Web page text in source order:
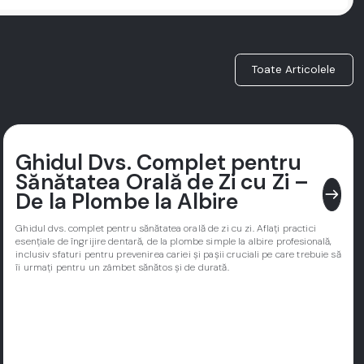
Toate Articolele
Ghidul Dvs. Complet pentru
Sănătatea Orală de Zi cu Zi –
De la Plombe la Albire east
Ghidul dvs. complet pentru sănătatea orală de zi cu zi. Aflați practici
esențiale de îngrijire dentară, de la plombe simple la albire profesională,
inclusiv sfaturi pentru prevenirea cariei și pașii cruciali pe care trebuie să
îi urmați pentru un zâmbet sănătos și de durată.